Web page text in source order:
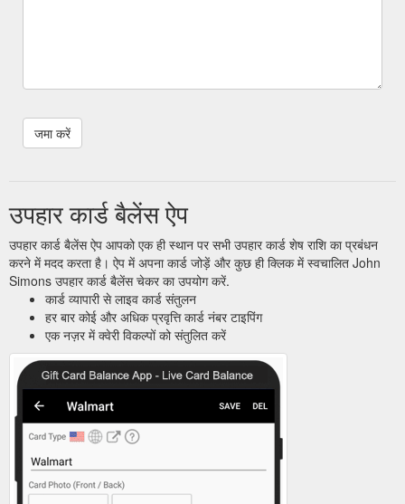
उपहार कार्ड बैलेंस ऐप
उपहार कार्ड बैलेंस ऐप आपको एक ही स्थान पर सभी उपहार कार्ड शेष राशि का प्रबंधन
करने में मदद करता है। ऐप में अपना कार्ड जोड़ें और कुछ ही क्लिक में स्वचालित John
Simons उपहार कार्ड बैलेंस चेकर का उपयोग करें.
कार्ड व्यापारी से लाइव कार्ड संतुलन
हर बार कोई और अधिक प्रवृत्ति कार्ड नंबर टाइपिंग
एक नज़र में क्वेरी विकल्पों को संतुलित करें